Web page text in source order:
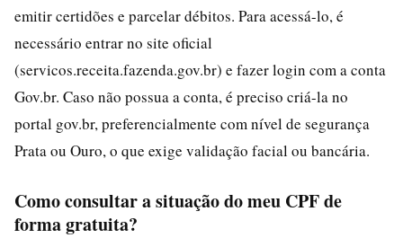
emitir certidões e parcelar débitos. Para acessá-lo, é
necessário entrar no site oficial
(servicos.receita.fazenda.gov.br) e fazer login com a conta
Gov.br. Caso não possua a conta, é preciso criá-la no
portal gov.br, preferencialmente com nível de segurança
Prata ou Ouro, o que exige validação facial ou bancária.
Como consultar a situação do meu CPF de
forma gratuita?